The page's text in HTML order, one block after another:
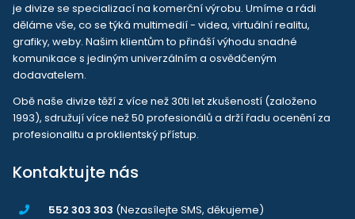
je divize se specializací na komerční výrobu. Umíme a rádi
děláme vše, co se týká multimedií - videa, virtuální realitu,
grafiky, weby. Našim klientům to přináší výhodu snadné
komunikace s jediným univerzálním a osvědčeným
dodavatelem.
Obě naše divize těží z více než 30ti let zkušeností (založeno
1993), sdružují více než 50 profesionálů a drží řadu ocenění za
profesionalitu a proklientský přístup.
Kontaktujte nás
552 303 303 (Nezasílejte SMS, děkujeme)